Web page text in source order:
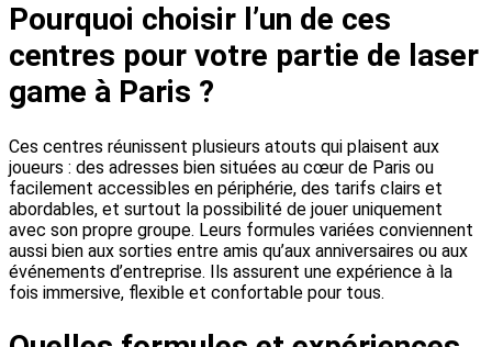
Pourquoi choisir l’un de ces
centres pour votre partie de laser
game à Paris ?
Ces centres réunissent plusieurs atouts qui plaisent aux
joueurs : des adresses bien situées au cœur de Paris ou
facilement accessibles en périphérie, des tarifs clairs et
abordables, et surtout la possibilité de jouer uniquement
avec son propre groupe. Leurs formules variées conviennent
aussi bien aux sorties entre amis qu’aux anniversaires ou aux
événements d’entreprise. Ils assurent une expérience à la
fois immersive, flexible et confortable pour tous.